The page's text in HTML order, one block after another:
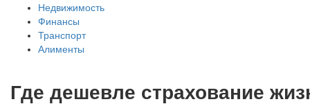
Недвижимость
Финансы
Транспорт
Алименты
Где дешевле страхование